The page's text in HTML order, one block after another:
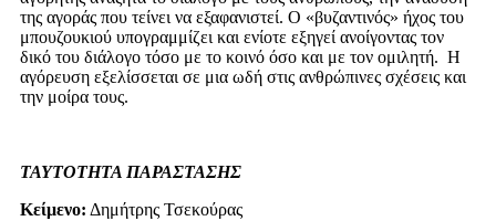
της αγοράς που τείνει να εξαφανιστεί. Ο «βυζαντινός» ήχος του
μπουζουκιού υπογραμμίζει και ενίοτε εξηγεί ανοίγοντας τον
δικό του διάλογο τόσο με το κοινό όσο και με τον ομιλητή. Η
αγόρευση εξελίσσεται σε μια ωδή στις ανθρώπινες σχέσεις και
την μοίρα τους.
ΤΑΥΤΟΤΗΤΑ ΠΑΡΑΣΤΑΣΗΣ
Κείμενο: Δημήτρης Τσεκούρας